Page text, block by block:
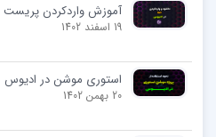
آموزش واردکردن پریست
19 اسفند 1402
استوری موشن در ادیوس
20 بهمن 1402